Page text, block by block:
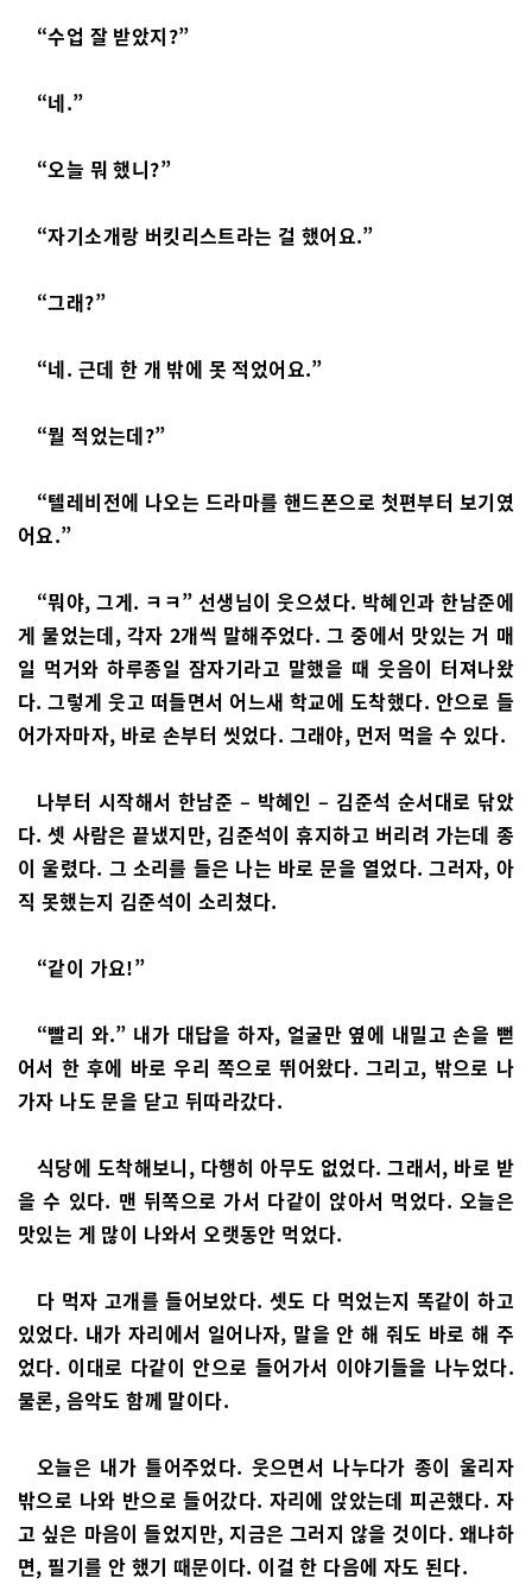
“수업 잘 받았지?”
“네.”
“오늘 뭐 했니?”
“자기소개랑 버킷리스트라는 걸 했어요.”
“그래?”
“네. 근데 한 개 밖에 못 적었어요.”
“뭘 적었는데?”
“텔레비전에 나오는 드라마를 핸드폰으로 첫편부터 보기였
어요.”
“뭐야, 그게. ㅋㅋ” 선생님이 웃으셨다. 박혜인과 한남준에
게 물었는데, 각자 2개씩 말해주었다. 그 중에서 맛있는 거 매
일 먹거와 하루종일 잠자기라고 말했을 때 웃음이 터져나왔
다. 그렇게 웃고 떠들면서 어느새 학교에 도착했다. 안으로 들
어가자마자, 바로 손부터 씻었다. 그래야, 먼저 먹을 수 있다.
나부터 시작해서 한남준 – 박혜인 – 김준석 순서대로 닦았
다. 셋 사람은 끝냈지만, 김준석이 휴지하고 버리려 가는데 종
이 울렸다. 그 소리를 들은 나는 바로 문을 열었다. 그러자, 아
직 못했는지 김준석이 소리쳤다.
“같이 가요!”
“빨리 와.” 내가 대답을 하자, 얼굴만 옆에 내밀고 손을 뻗
어서 한 후에 바로 우리 쪽으로 뛰어왔다. 그리고, 밖으로 나
가자 나도 문을 닫고 뒤따라갔다.
식당에 도착해보니, 다행히 아무도 없었다. 그래서, 바로 받
을 수 있다. 맨 뒤쪽으로 가서 다같이 앉아서 먹었다. 오늘은
맛있는 게 많이 나와서 오랫동안 먹었다.
다 먹자 고개를 들어보았다. 셋도 다 먹었는지 똑같이 하고
있었다. 내가 자리에서 일어나자, 말을 안 해 줘도 바로 해 주
었다. 이대로 다같이 안으로 들어가서 이야기들을 나누었다.
물론, 음악도 함께 말이다.
오늘은 내가 틀어주었다. 웃으면서 나누다가 종이 울리자
밖으로 나와 반으로 들어갔다. 자리에 앉았는데 피곤했다. 자
고 싶은 마음이 들었지만, 지금은 그러지 않을 것이다. 왜냐하
면, 필기를 안 했기 때문이다. 이걸 한 다음에 자도 된다.